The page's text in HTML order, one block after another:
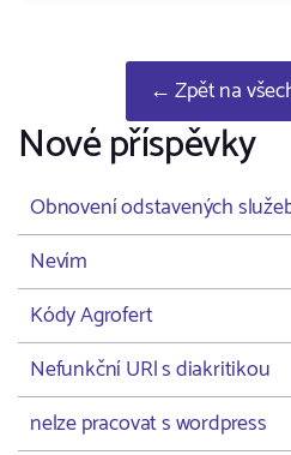
← Zpět na
Nové příspěvky
Obnovení odstavených
Nevím
Kódy Agrofert
Nefunkční URl s diakritikou
nelze pracovat s wordpress